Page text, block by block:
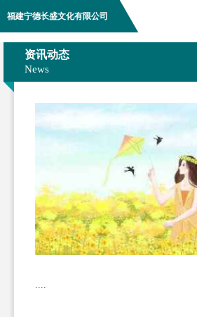
福建宁德长盛文化有限公司
资讯动态
News